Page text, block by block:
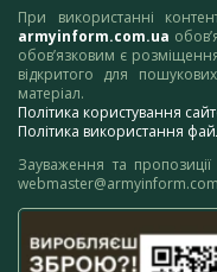
При використанні
armyinform.com.ua
обов’язковим є
відкритого для
матеріал.
Політика користування
Політика використання
Зауваження та